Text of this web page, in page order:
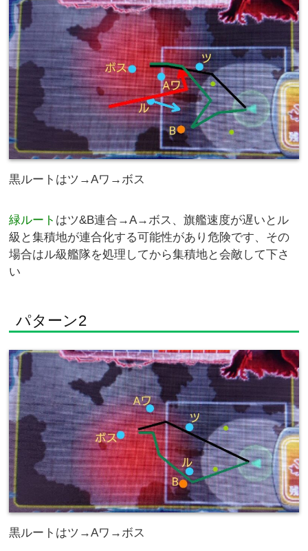
黒ルートはツ→Aワ→ボス
緑ルート はツ&B連合→A→ボス、旗艦速度が遅いとル
級と集積地が連合化する可能性があり危険です、その
場合はル級艦隊を処理してから集積地と会敵して下さ
い
パターン2
黒ルートはツ→Aワ→ボス